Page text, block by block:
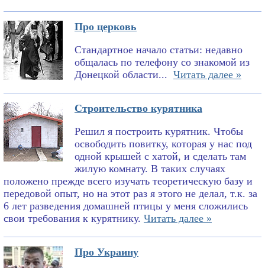
Про церковь
Стандартное начало статьи: недавно
общалась по телефону со знакомой из
Донецкой области... Читать далее »
Строительство курятника
Решил я построить курятник. Чтобы
освободить повитку, которая у нас под
одной крышей с хатой, и сделать там
жилую комнату. В таких случаях
положено прежде всего изучать теоретическую базу и
передовой опыт, но на этот раз я этого не делал, т.к. за
6 лет разведения домашней птицы у меня сложились
свои требования к курятнику. Читать далее »
Про Украину